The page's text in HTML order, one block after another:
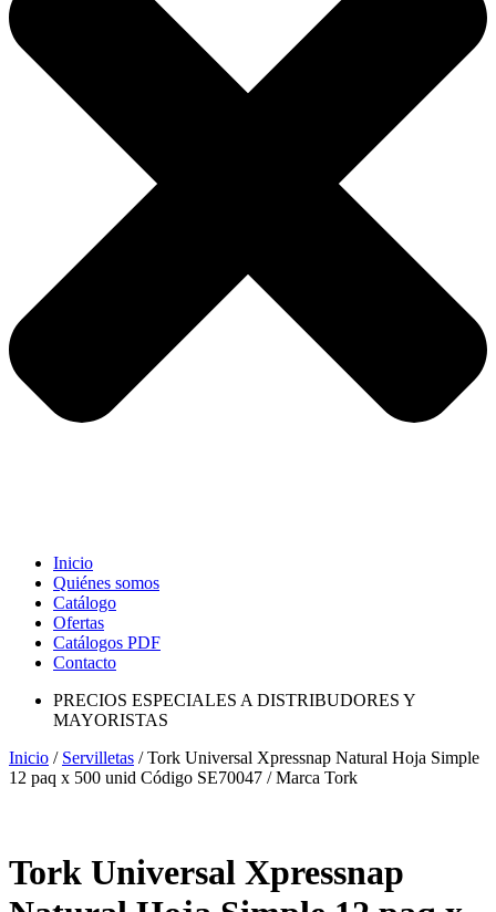
Inicio
Quiénes somos
Catálogo
Ofertas
Catálogos PDF
Contacto
PRECIOS ESPECIALES A DISTRIBUDORES Y
MAYORISTAS
Inicio / Servilletas / Tork Universal Xpressnap Natural Hoja Simple
12 paq x 500 unid Código SE70047 / Marca Tork
Tork Universal Xpressnap